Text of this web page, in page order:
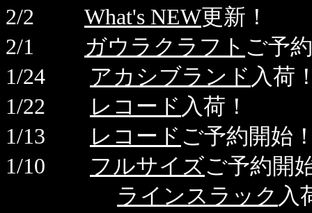
2/2 What's NEW更新！
2/1
ガウラクラフト ご予
1/24 アカシブランド 入荷
1/22
レコード 入荷！
1/13
レコード ご予約開始
1/10 フルサイズご予約開
ラインスラック 入